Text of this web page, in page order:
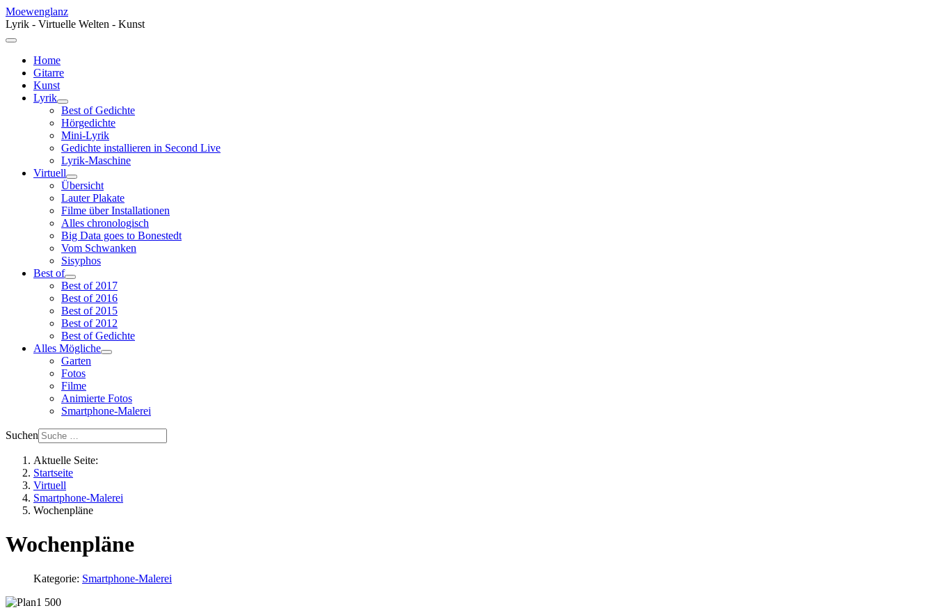
Moewenglanz
Lyrik - Virtuelle Welten - Kunst
Home
Gitarre
Kunst
Lyrik
Best of Gedichte
Hörgedichte
Mini-Lyrik
Gedichte installieren in Second Live
Lyrik-Maschine
Virtuell
Übersicht
Lauter Plakate
Filme über Installationen
Alles chronologisch
Big Data goes to Bonestedt
Vom Schwanken
Sisyphos
Best of
Best of 2017
Best of 2016
Best of 2015
Best of 2012
Best of Gedichte
Alles Mögliche
Garten
Fotos
Filme
Animierte Fotos
Smartphone-Malerei
Suchen
Aktuelle Seite:
Startseite
Virtuell
Smartphone-Malerei
Wochenpläne
Wochenpläne
Kategorie: Smartphone-Malerei